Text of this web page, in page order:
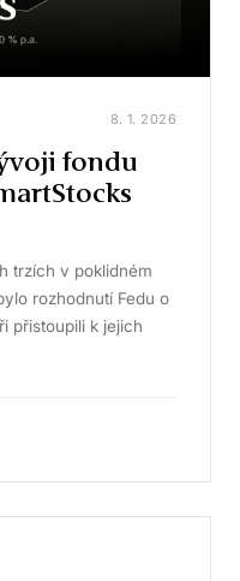
8. 1. 2026
fondu
trzích v poklidném
rozhodnutí Fedu o
přistoupili k jejich